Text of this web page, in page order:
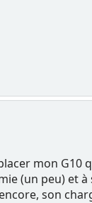
mon G10
(un peu) et
son